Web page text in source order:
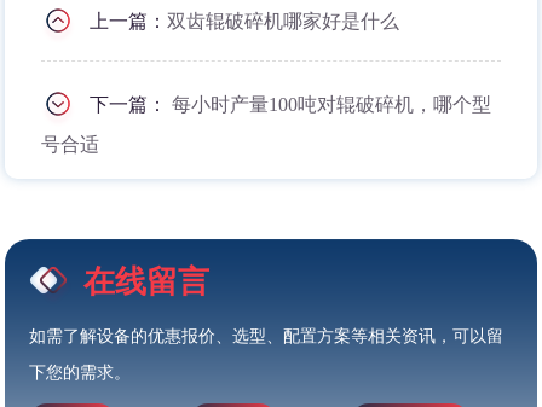
上一篇：双齿辊破碎机哪家好是什么
下一篇：每小时产量100吨对辊破碎机，哪个型
号合适
在线留言
如需了解设备的优惠报价、选型、配置方案等相关资讯，可以留
下您的需求。